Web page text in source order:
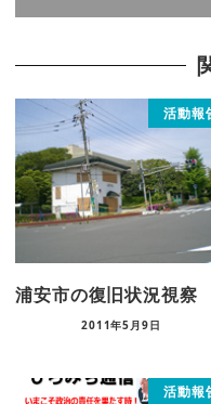
活動報
浦安市の復旧状況視察
2011年5月9日
活動報